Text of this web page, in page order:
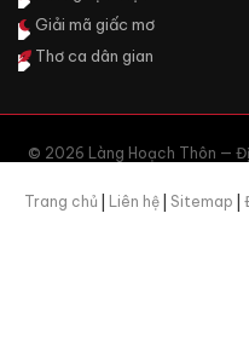
Giải mã giấc mơ
Thơ ca dân gian
© 2026 Làng Hoạch Thôn —
Trang chủ Liên hệ Sitemap